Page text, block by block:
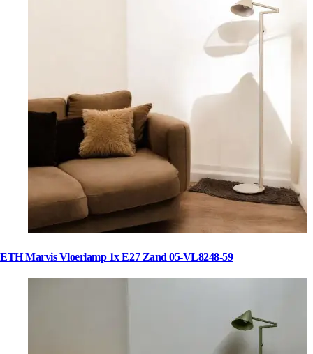
ETH Marvis Vloerlamp 1x E27 Zand 05-VL8248-59